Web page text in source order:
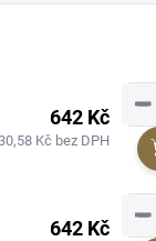
642 Kč
Kč bez DPH
−
642 Kč −